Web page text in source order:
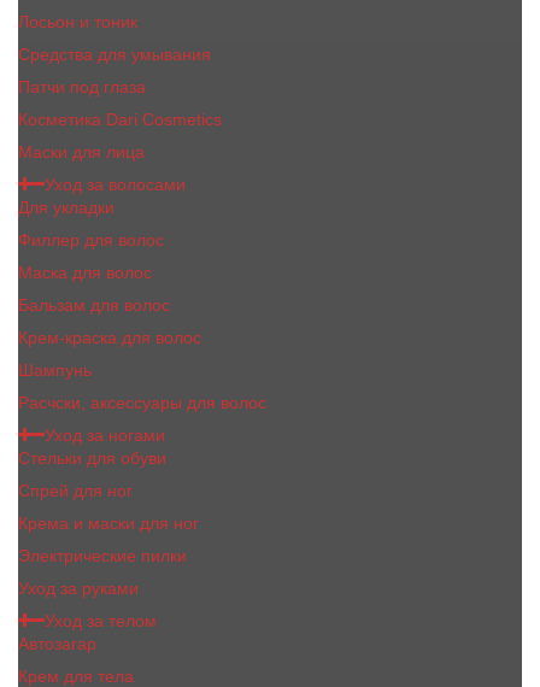
Лосьон и тоник
Средства для умывания
Патчи под глаза
Косметика Dari Cosmetics
Маски для лица
Уход за волосами
Для укладки
Филлер для волос
Маска для волос
Бальзам для волос
Крем-краска для волос
Шампунь
Расчски, аксессуары для волос
Уход за ногами
Стельки для обуви
Спрей для ног
Крема и маски для ног
Электрические пилки
Уход за руками
Уход за телом
Автозагар
Крем для тела